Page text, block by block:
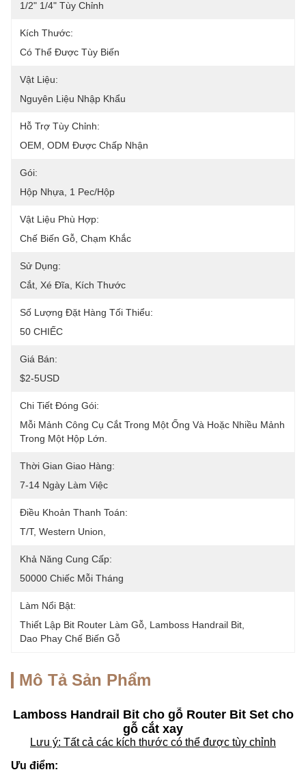
1/2" 1/4" Tùy Chỉnh
Kích Thước:
Có Thể Được Tùy Biến
Vật Liệu:
Nguyên Liệu Nhập Khẩu
Hỗ Trợ Tùy Chỉnh:
OEM, ODM Được Chấp Nhận
Gói:
Hộp Nhựa, 1 Pec/hộp
Vật Liệu Phù Hợp:
Chế Biến Gỗ, Chạm Khắc
Sử Dụng:
Cắt, Xé Đĩa, Kích Thước
Số Lượng Đặt Hàng Tối Thiểu:
50 CHIẾC
Giá Bán:
$2-5USD
Chi Tiết Đóng Gói:
Mỗi Mảnh Công Cụ Cắt Trong Một Ống Và Hoặc Nhiều Mảnh
Trong Một Hộp Lớn.
Thời Gian Giao Hàng:
7-14 Ngày Làm Việc
Điều Khoản Thanh Toán:
T/T, Western Union,
Khả Năng Cung Cấp:
50000 Chiếc Mỗi Tháng
Làm Nổi Bật:
Thiết Lập Bit Router Làm Gỗ Lamboss Handrail Bit
Dao Phay Chế Biến Gỗ
Mô Tả Sản Phẩm
Lamboss Handrail Bit cho gỗ Router Bit Set cho
gỗ cắt xay
Lưu ý: Tất cả các kích thước có thể được tùy chỉnh
Ưu điểm: